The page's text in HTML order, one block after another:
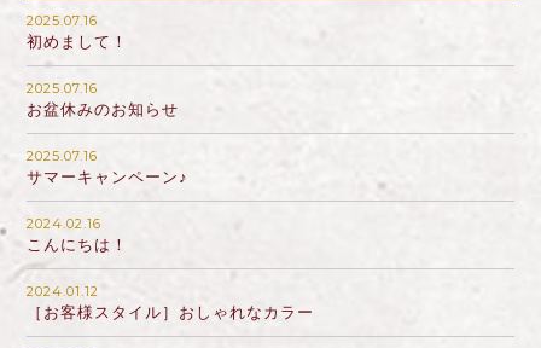
2025.07.16
初めまして！
2025.07.16
お盆休みのお知らせ
2025.07.16
サマーキャンペーン♪
2024.02.16
こんにちは！
2024.01.12
［お客様スタイル］おしゃれなカラー